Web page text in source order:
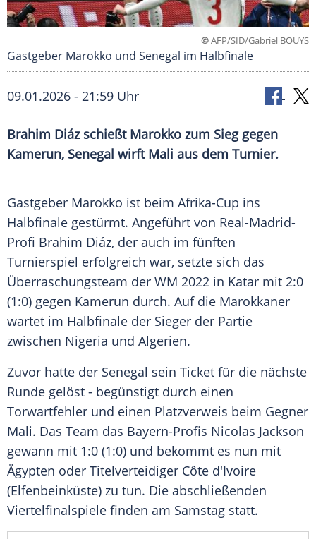
©AFP/SID/Gabriel BOUYS
Gastgeber Marokko und Senegal im Halbfinale
09.01.2026 - 21:59 Uhr
Brahim Diáz schießt Marokko zum Sieg gegen
Kamerun, Senegal wirft Mali aus dem Turnier.
Gastgeber Marokko ist beim Afrika-Cup ins
Halbfinale gestürmt. Angeführt von Real-Madrid-
Profi Brahim Diáz, der auch im fünften
Turnierspiel erfolgreich war, setzte sich das
Überraschungsteam der WM 2022 in Katar mit 2:0
(1:0) gegen Kamerun durch. Auf die Marokkaner
wartet im Halbfinale der Sieger der Partie
zwischen Nigeria und Algerien.
Zuvor hatte der Senegal sein Ticket für die nächste
Runde gelöst - begünstigt durch einen
Torwartfehler und einen Platzverweis beim Gegner
Mali. Das Team das Bayern-Profis Nicolas Jackson
gewann mit 1:0 (1:0) und bekommt es nun mit
Ägypten oder Titelverteidiger Côte d'Ivoire
(Elfenbeinküste) zu tun. Die abschließenden
Viertelfinalspiele finden am Samstag statt.